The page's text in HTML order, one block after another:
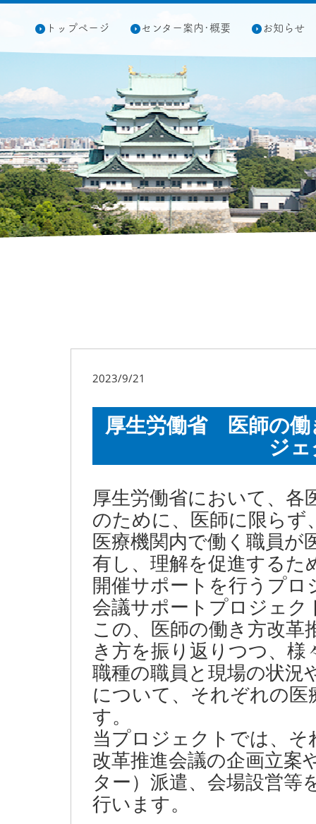
トップページ センター案内･概要 お知らせ
2023/9/21
厚生労働省 医師の働
ジ
厚生労働省において、各
のために、医師に限らず
医療機関内で働く職員が
有し、理解を促進するた
開催サポートを行うプ
会議サポートプロジェ
この、医師の働き方改革
き方を振り返りつつ、様
職種の職員と現場の状況
について、それぞれの
す。
当プロジェクトでは、
改革推進会議の企画立案
ター）派遣、会場設営等
行います。